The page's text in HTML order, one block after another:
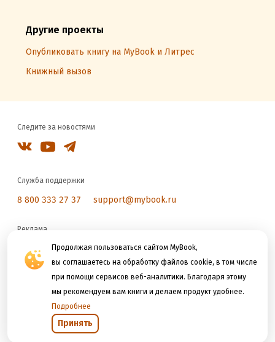
Продолжая пользоваться сайтом MyBook,
вы соглашаетесь на обработку файлов cookie, в том числе
при помощи сервисов веб-аналитики. Благодаря этому
мы рекомендуем вам книги и делаем продукт удобнее.
Подробнее
Принять
Другие проекты
Опубликовать книгу на MyBook и Литрес
Книжный вызов
Следите за новостями
Служба поддержки
8 800 333 27 37 support@mybook.ru
Реклама
reklama@litres.ru
Мы принимаем к оплате
Открыть в приложении